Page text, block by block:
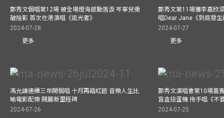
鄭秀文個唱第12場 被全場燈海感動落淚 岑寧兒衝
破陰影 首次在港演唱《追光者》
2024-07-28
更多
鄭秀文第11場獲李嘉欣
唱Dear Jane《到底發
2024-07-27
更多
馮允謙連續三年開個唱 十月再踏紅館 音樂人生比
喻電影配樂 開展新里程碑
2024-07-26
鄭秀文演唱會第10場嘉
盲盒扭蛋機 拖手唱《不
2024-07-25